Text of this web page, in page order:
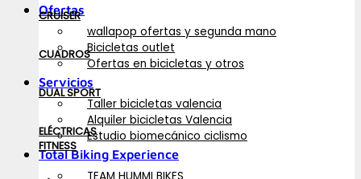
Ofertas
wallapop ofertas y segunda mano
Bicicletas outlet
Ofertas en bicicletas y otros
Servicios
Taller bicicletas valencia
Alquiler bicicletas Valencia
Estudio biomecánico ciclismo
Total Biking Experience
CRUISER
CUADROS
DUAL SPORT
ELÉCTRICAS
FITNESS